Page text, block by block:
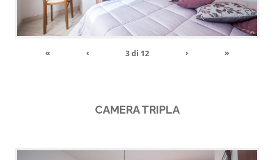
« ‹ 3di 12 › »
CAMERA TRIPLA